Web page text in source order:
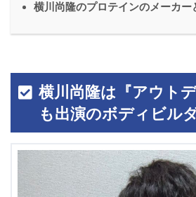
横川尚隆のプロテインのメーカー
横川尚隆は『アウト
も出演のボディビル